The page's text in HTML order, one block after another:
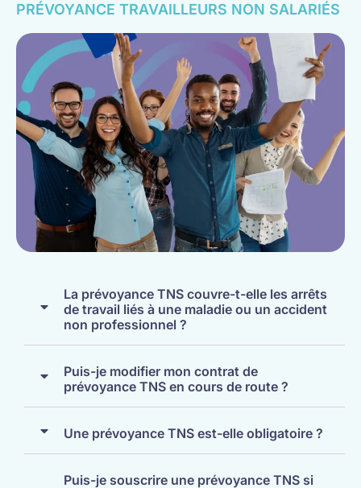
PRÉVOYANCE TRAVAILLEURS NON SALARIÉS
La prévoyance TNS couvre-t-elle les arrêts
de travail liés à une maladie ou un accident
non professionnel ?
Puis-je modifier mon contrat de
prévoyance TNS en cours de route ?
Une prévoyance TNS est-elle obligatoire ?
Puis-je souscrire une prévoyance TNS si